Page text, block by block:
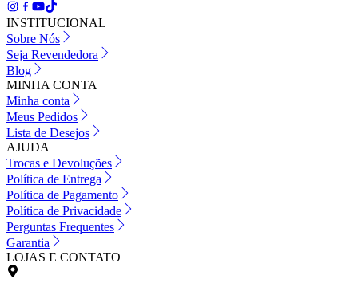
INSTITUCIONAL
Sobre Nós
Seja Revendedora
Blog
MINHA CONTA
Minha conta
Meus Pedidos
Lista de Desejos
AJUDA
Trocas e Devoluções
Política de Entrega
Política de Pagamento
Política de Privacidade
Perguntas Frequentes
Garantia
LOJAS E CONTATO